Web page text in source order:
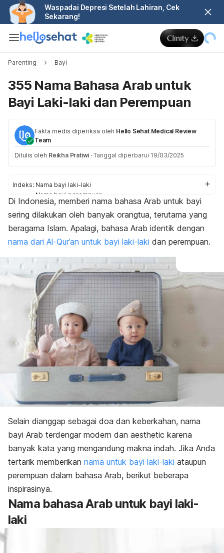
Waspadai Depresi Setelah Lahiran, Cek
Sekarang!
Parenting Bayi
355 Nama Bahasa Arab untuk
Bayi Laki-laki dan Perempuan
Fakta medis diperiksa oleh Hello Sehat Medical Review
Team
Ditulis oleh Reikha Pratiwi · Tanggal diperbarui 19/03/2025
Indeks: Nama bayi laki-laki
Nama bayi perempuan
Di Indonesia, memberi nama bahasa Arab untuk bayi
sering dilakukan oleh banyak orangtua, terutama yang
beragama Islam. Apalagi, bahasa Arab identik dengan
nama dari Al-Qur’an untuk bayi laki-laki dan perempuan.
Selain dianggap sebagai doa dan keberkahan, nama
bayi Arab terdengar modern dan aesthetic karena
banyak kata yang mengandung makna indah. Jika Anda
tertarik memberikan nama untuk bayi laki-laki ataupun
perempuan dalam bahasa Arab, berikut beberapa
inspirasinya.
Nama bahasa Arab untuk bayi laki-
laki